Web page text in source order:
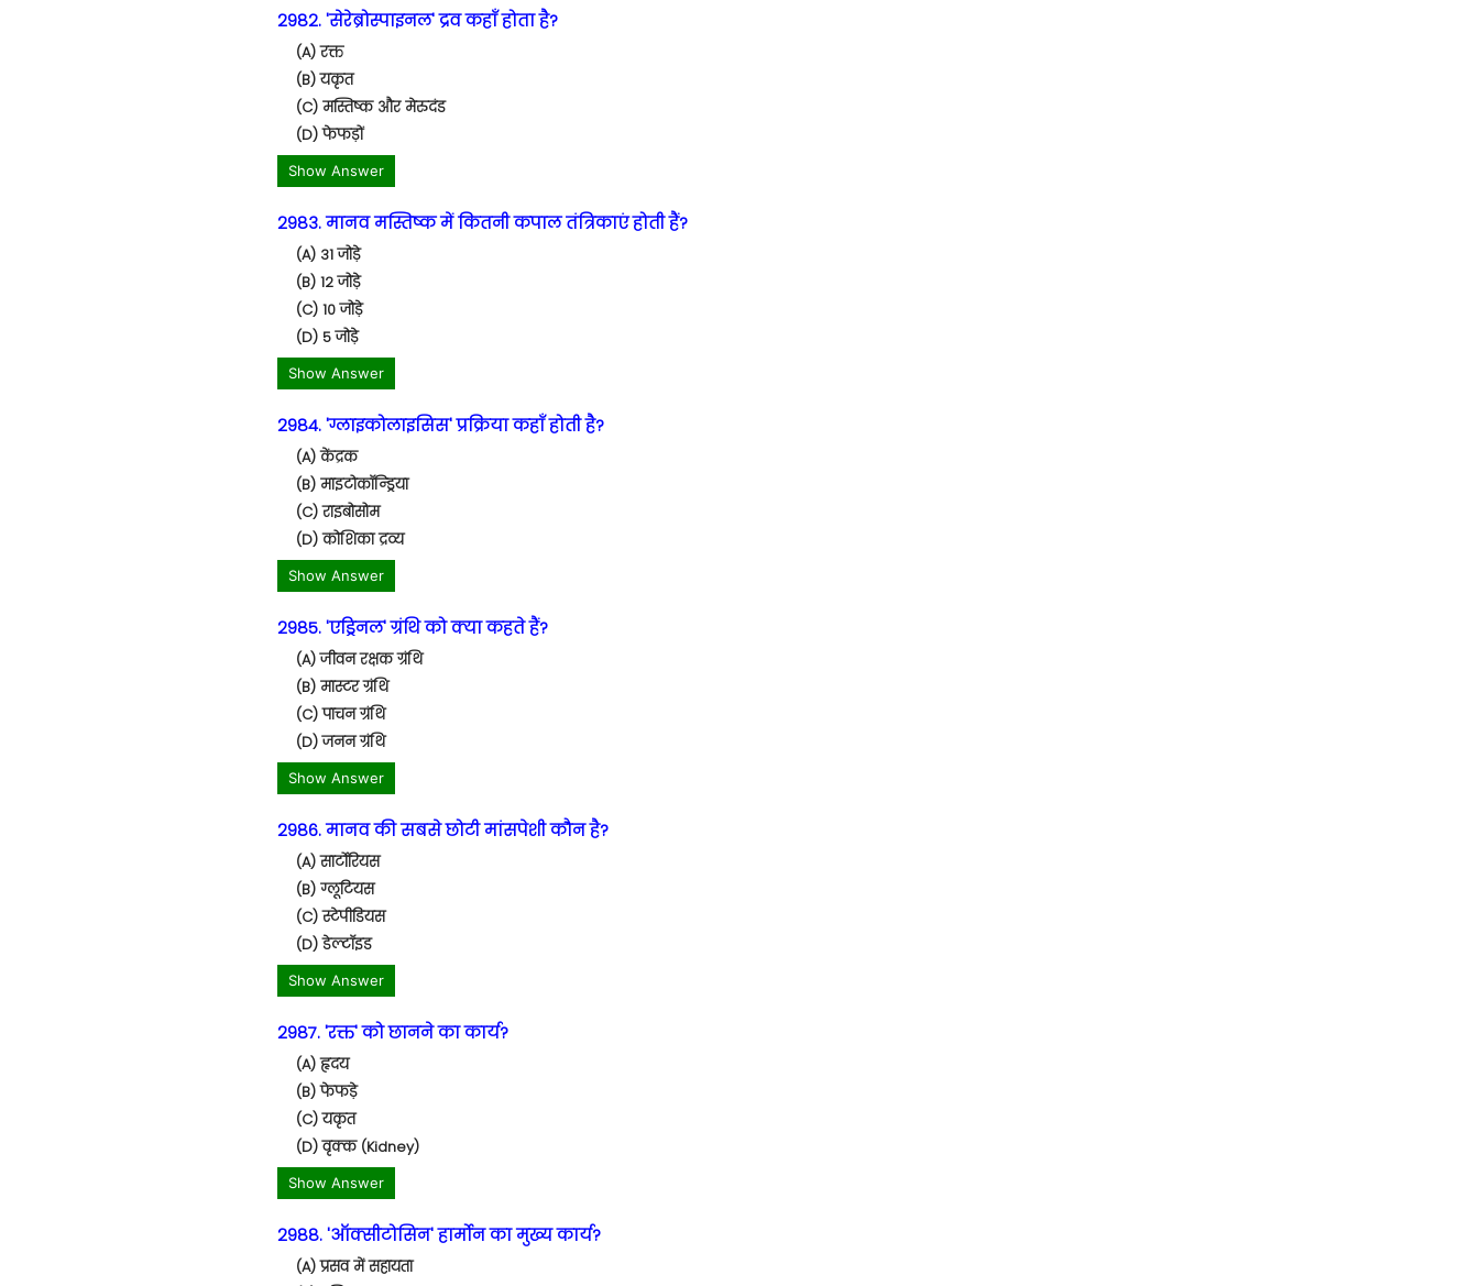
2982. 'सेरेब्रोस्पाइनल' द्रव कहाँ होता है?
(A) रक्त
(B) यकृत
(C) मस्तिष्क और मेरुदंड
(D) फेफड़ों
Show Answer
2983. मानव मस्तिष्क में कितनी कपाल तंत्रिकाएं होती हैं?
(A) 31 जोड़े
(B) 12 जोड़े
(C) 10 जोड़े
(D) 5 जोड़े
Show Answer
2984. 'ग्लाइकोलाइसिस' प्रक्रिया कहाँ होती है?
(A) केंद्रक
(B) माइटोकॉन्ड्रिया
(C) राइबोसोम
(D) कोशिका द्रव्य
Show Answer
2985. 'एड्रिनल' ग्रंथि को क्या कहते हैं?
(A) जीवन रक्षक ग्रंथि
(B) मास्टर ग्रंथि
(C) पाचन ग्रंथि
(D) जनन ग्रंथि
Show Answer
2986. मानव की सबसे छोटी मांसपेशी कौन है?
(A) सार्टोरियस
(B) ग्लूटियस
(C) स्टेपीडियस
(D) डेल्टॉइड
Show Answer
2987. 'रक्त' को छानने का कार्य?
(A) हृदय
(B) फेफड़े
(C) यकृत
(D) वृक्क (Kidney)
Show Answer
2988. 'ऑक्सीटोसिन' हार्मोन का मुख्य कार्य?
(A) प्रसव में सहायता